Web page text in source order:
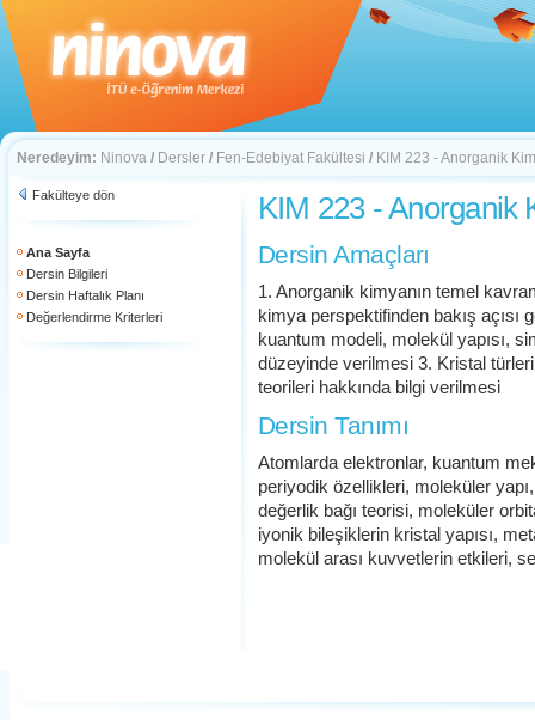
Neredeyim: Ninova / Dersler / Fen-Edebiyat Fakültesi / KIM 223 - Anorganik
Fakülteye dön
Ana Sayfa
Dersin Bilgileri
Dersin Haftalık Planı
Değerlendirme Kriterleri
KIM 223 - Anorganik
Dersin Amaçları
1. Anorganik kimyanın temel
kimya perspektifinden bakış açısı
kuantum modeli, molekül yapısı,
düzeyinde verilmesi 3. Kristal
teorileri hakkında bilgi verilmesi
Dersin Tanımı
Atomlarda elektronlar, kuantum
periyodik özellikleri, moleküler
değerlik bağı teorisi, moleküler
iyonik bileşiklerin kristal yapısı,
molekül arası kuvvetlerin etkileri,